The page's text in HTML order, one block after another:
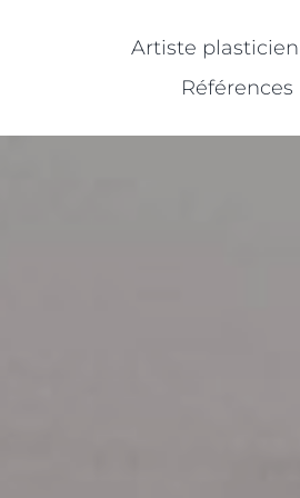
Artiste
Références